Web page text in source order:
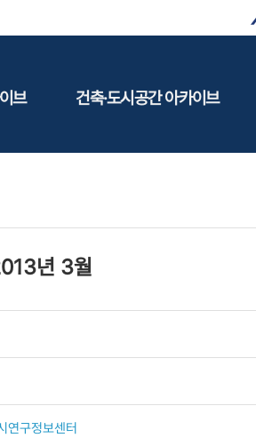
브 건축·도시공간 아카이브
년 3월
연구정보센터